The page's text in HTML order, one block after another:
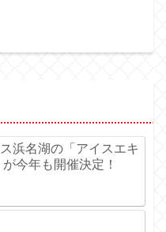
浜名湖の「アイスエキ
今年も開催決定！